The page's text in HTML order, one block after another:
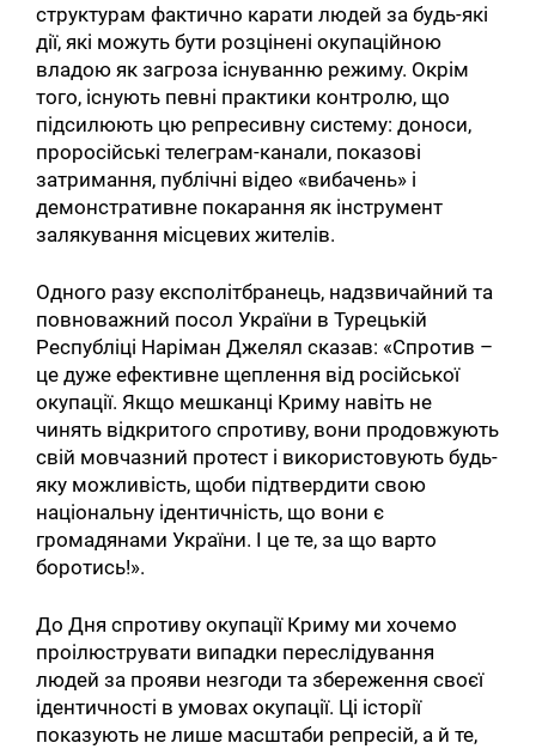
структурам фактично карати людей за будь-які
дії, які можуть бути розцінені окупаційною
владою як загроза існуванню режиму. Окрім
того, існують певні практики контролю, що
підсилюють цю репресивну систему: доноси,
проросійські телеграм-канали, показові
затримання, публічні відео «вибачень» і
демонстративне покарання як інструмент
залякування місцевих жителів.
Одного разу експолітбранець, надзвичайний та
повноважний посол України в Турецькій
Республіці Наріман Джелял сказав: «Спротив –
це дуже ефективне щеплення від російської
окупації. Якщо мешканці Криму навіть не
чинять відкритого спротиву, вони продовжують
свій мовчазний протест і використовують будь-
яку можливість, щоби підтвердити свою
національну ідентичність, що вони є
громадянами України. І це те, за що варто
боротись!».
До Дня спротиву окупації Криму ми хочемо
проілюструвати випадки переслідування
людей за прояви незгоди та збереження своєї
ідентичності в умовах окупації. Ці історії
показують не лише масштаби репресій, а й те,